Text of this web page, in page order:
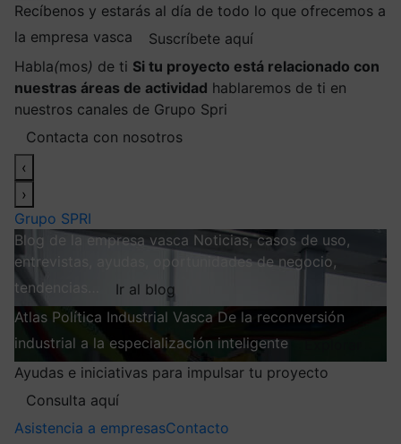
Recíbenos y estarás al día de todo lo que ofrecemos a
la empresa vasca
Suscríbete aquí
Habla(mos) de ti Si tu proyecto está relacionado con
nuestras áreas de actividad hablaremos de ti en
nuestros canales de Grupo Spri
Contacta con nosotros
‹
›
Grupo SPRI
Blog de la empresa vasca Noticias, casos de uso,
entrevistas, ayudas, oportunidades de negocio,
tendencias…
Ir al blog
Atlas Política Industrial Vasca De la reconversión
industrial a la especialización inteligente
Ayudas e iniciativas para impulsar tu proyecto
Consulta aquí
Asistencia a empresasContacto